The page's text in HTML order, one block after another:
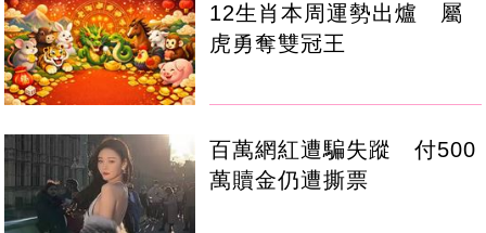
12生肖本周運勢出爐 屬
虎勇奪雙冠王
百萬網紅遭騙失蹤 付500
萬贖金仍遭撕票